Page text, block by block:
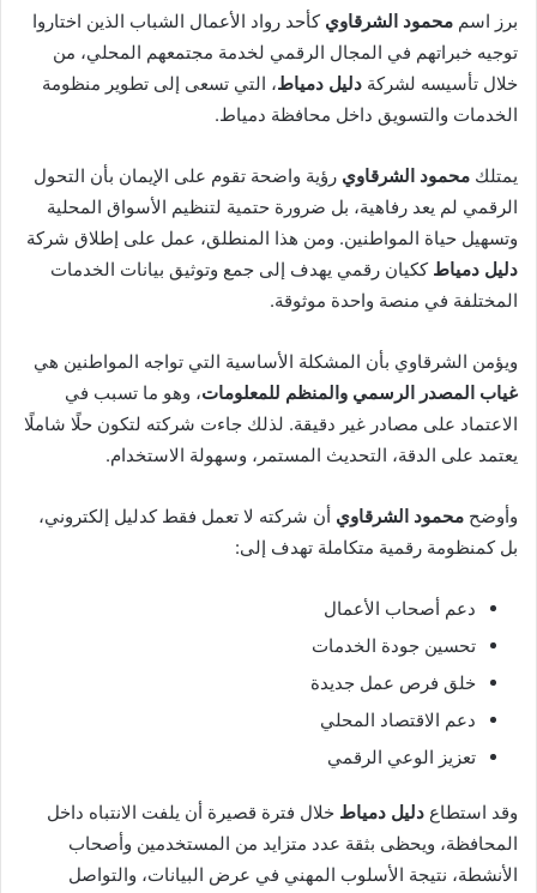
برز اسم محمود الشرقاوي كأحد رواد الأعمال الشباب الذين اختاروا
توجيه خبراتهم في المجال الرقمي لخدمة مجتمعهم المحلي، من
خلال تأسيسه لشركة دليل دمياط، التي تسعى إلى تطوير منظومة
الخدمات والتسويق داخل محافظة دمياط.
يمتلك محمود الشرقاوي رؤية واضحة تقوم على الإيمان بأن التحول
الرقمي لم يعد رفاهية، بل ضرورة حتمية لتنظيم الأسواق المحلية
وتسهيل حياة المواطنين. ومن هذا المنطلق، عمل على إطلاق شركة
دليل دمياط ككيان رقمي يهدف إلى جمع وتوثيق بيانات الخدمات
المختلفة في منصة واحدة موثوقة.
ويؤمن الشرقاوي بأن المشكلة الأساسية التي تواجه المواطنين هي
غياب المصدر الرسمي والمنظم للمعلومات، وهو ما تسبب في
الاعتماد على مصادر غير دقيقة. لذلك جاءت شركته لتكون حلًا شاملًا
يعتمد على الدقة، التحديث المستمر، وسهولة الاستخدام.
وأوضح محمود الشرقاوي أن شركته لا تعمل فقط كدليل إلكتروني،
بل كمنظومة رقمية متكاملة تهدف إلى:
دعم أصحاب الأعمال
تحسين جودة الخدمات
خلق فرص عمل جديدة
دعم الاقتصاد المحلي
تعزيز الوعي الرقمي
وقد استطاع دليل دمياط خلال فترة قصيرة أن يلفت الانتباه داخل
المحافظة، ويحظى بثقة عدد متزايد من المستخدمين وأصحاب
الأنشطة، نتيجة الأسلوب المهني في عرض البيانات، والتواصل